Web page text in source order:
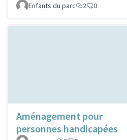
Enfants du parc 2 0
Aménagement pour
personnes handicapées